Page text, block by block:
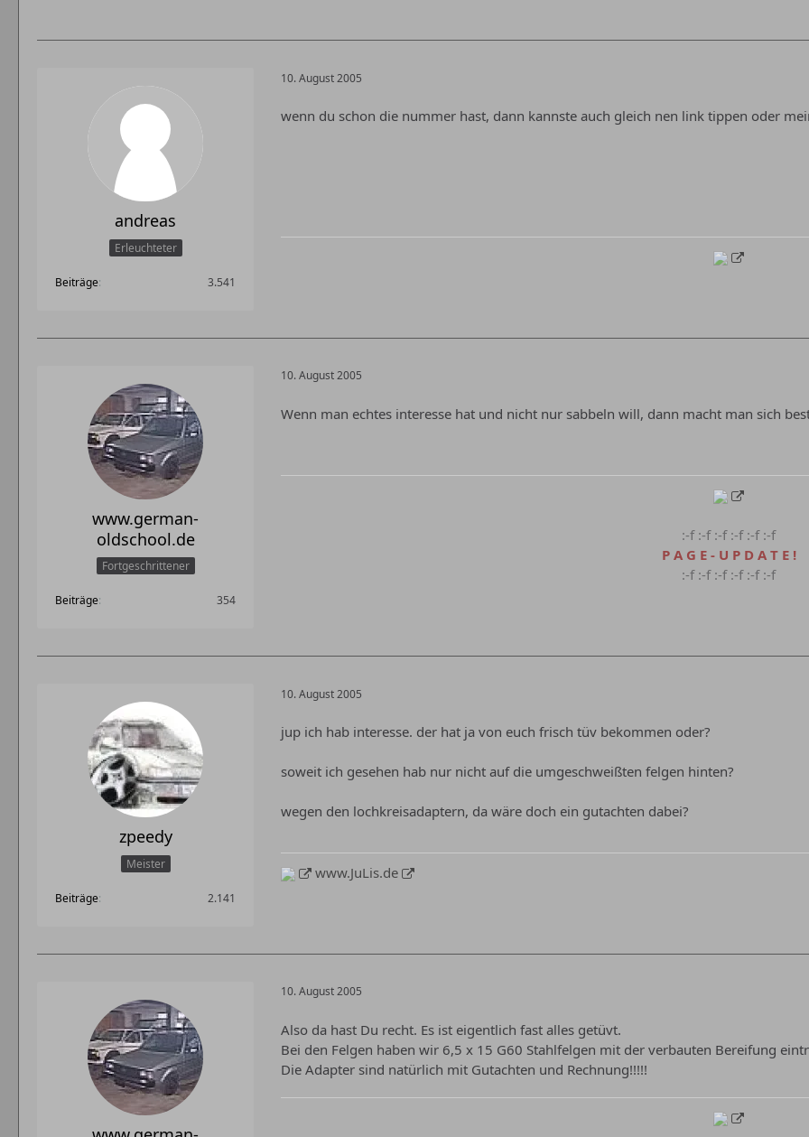
andreas
Erleuchteter
Beiträge 3.541
10. August 2005
wenn du schon die nummer hast, dann kannste auch gleich nen link tippen oder
www.german-
oldschool.de
Fortgeschrittener
Beiträge 354
10. August 2005
Wenn man echtes interesse hat und nicht nur sabbeln will, dann macht man sich
:-f :-f :-f :-f :-f :-f
P A G E - U P D A T E !
:-f :-f :-f :-f :-f :-f
zpeedy
Meister
Beiträge 2.141
10. August 2005
jup ich hab interesse. der hat ja von euch frisch tüv bekommen oder?
soweit ich gesehen hab nur nicht auf die umgeschweißten felgen hinten?
wegen den lochkreisadaptern, da wäre doch ein gutachten dabei?
www.JuLis.de
10. August 2005
Also da hast Du recht. Es ist eigentlich fast alles getüvt.
Bei den Felgen haben wir 6,5 x 15 G60 Stahlfelgen mit der verbauten Bereifung
Die Adapter sind natürlich mit Gutachten und Rechnung!!!!!